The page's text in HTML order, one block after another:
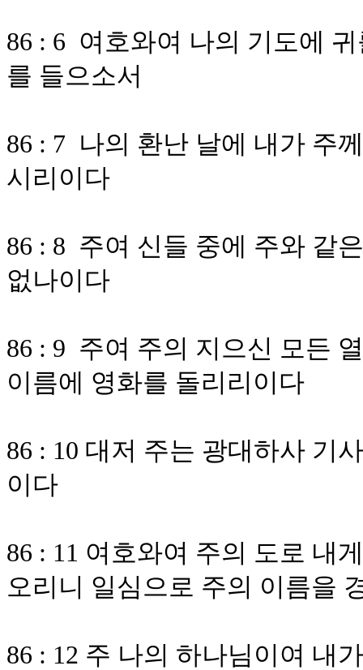
86 : 6 여호와여 나의 기도에
를 들으소서
86 : 7 나의 환난 날에 내가 주
시리이다
86 : 8 주여 신들 중에 주와 같
없나이다
86 : 9 주여 주의 지으신 모든
이름에 영화를 돌리리이다
86 : 10 대저 주는 광대하사 기
이다
86 : 11 여호와여 주의 도로 내
오리니 일심으로 주의 이름을
86 : 12 주 나의 하나님이여 내